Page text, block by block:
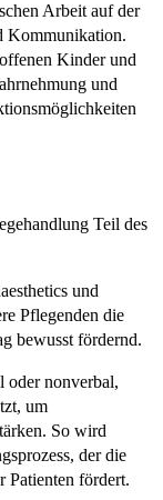
Arbeit auf der
Kommunikation.
Kinder und
und
Teil des
und
Pflegenden die
bewusst fördernd.
oder nonverbal,
um
So wird
der die
Patienten fördert.